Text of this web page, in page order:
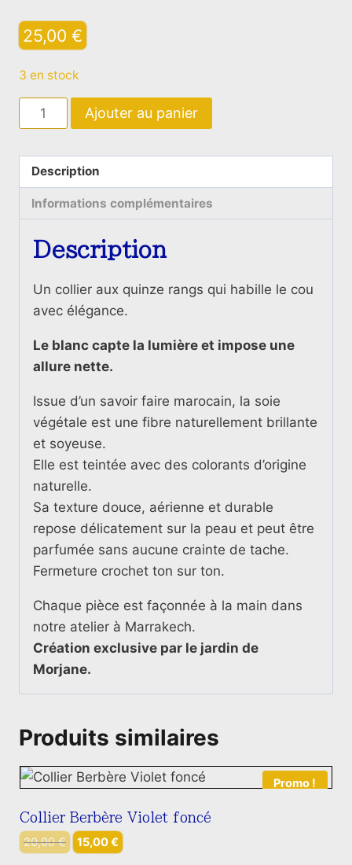
25,00 €
3 en stock
quantité
de
Berbère
Blanc
Ajouter au panier
Description
Informations complémentaires
Description
Un collier aux quinze rangs qui habille le cou
avec élégance.
Le blanc capte la lumière et impose une
allure nette.
Issue d’un savoir faire marocain, la soie
végétale est une fibre naturellement brillante
et soyeuse.
Elle est teintée avec des colorants d’origine
naturelle.
Sa texture douce, aérienne et durable
repose délicatement sur la peau et peut être
parfumée sans aucune crainte de tache.
Fermeture crochet ton sur ton.
Chaque pièce est façonnée à la main dans
notre atelier à Marrakech.
Création exclusive par le jardin de
Morjane.
Produits similaires
Promo !
Collier Berbère Violet foncé
20,00€ Le
15,00€ Le